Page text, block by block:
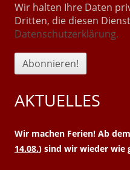
Wir halten Ihre Daten
Dritten, die diesen
Datenschutzerklärung.
AKTUELLES
Wir machen Ferien! Ab
14.08.) sind wir wieder wie